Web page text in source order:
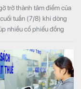
trở thành tâm điểm của
tuần (7/8) khi dòng
nhiều cổ phiếu đồng